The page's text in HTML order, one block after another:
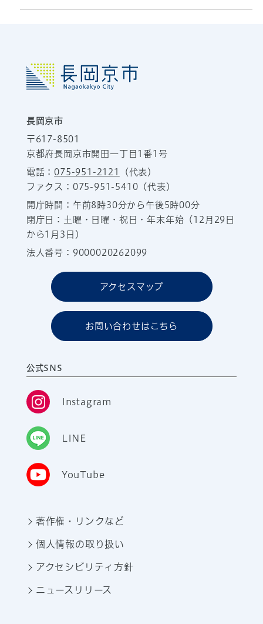
長岡京市
〒617-8501
京都府長岡京市開田一丁目1番1号
電話：075-951-2121
（代表）
ファクス：075-951-5410（代表）
開庁時間：午前8時30分から午後5時00分
閉庁日：土曜・日曜・祝日・年末年始（12月29日
から1月3日）
法人番号：9000020262099
アクセスマップ
お問い合わせはこちら
公式SNS
Instagram
LINE
YouTube
著作権・リンクなど
個人情報の取り扱い
アクセシビリティ方針
ニュースリリース